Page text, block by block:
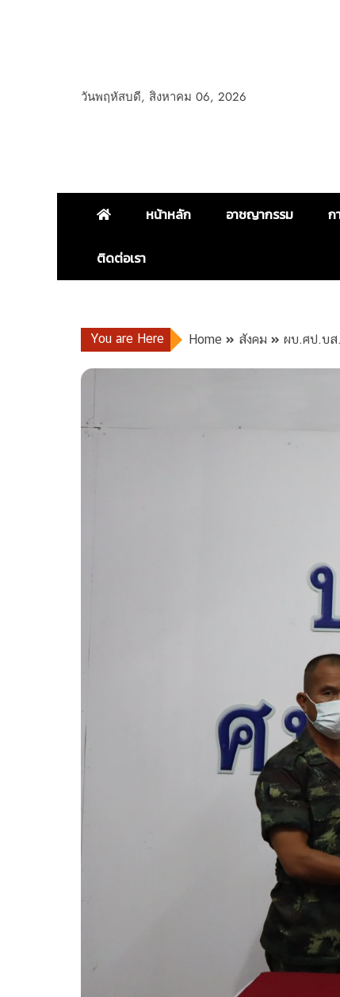
วันพฤหัสบดี, สิงหาคม 06, 2026
หน้าหลัก อาชญากรรม ก
ติดต่อเรา
You are Here Home สังคม ผบ.ศป.บส